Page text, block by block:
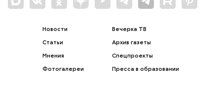
Новости
Статьи
Мнения
Фотогалереи
Вечерка ТВ
Архив газеты
Спецпроекты
Пресса в образовании